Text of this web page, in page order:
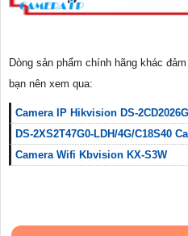
Dòng sản phẩm chính hãng khác
bạn nên xem qua:
Camera IP Hikvision DS-
DS-2XS2T47G0-LDH/4G/C18S40
Camera Wifi Kbvision KX-S3W